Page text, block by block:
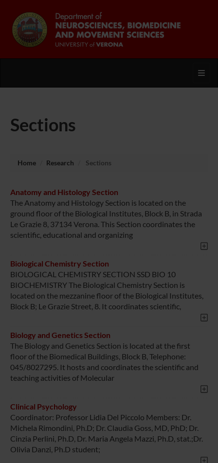
Sections
Home Research Sections
Anatomy and Histology Section
The Anatomy and Histology Section is located on the
ground floor of the Biological Institutes, Block B, in Strada
Le Grazie 8, 37134 Verona. This Section coordinates the
scientific, educational and organizing
Biological Chemistry Section
BIOLOGICAL CHEMISTRY SECTION SSD BIO 10
BIOCHEMISTRY The Biological Chemistry Section is
located on the mezzanine floor of the Biological Institutes,
Block B; Le Grazie Street, 8. It coordinates scientific,
Biology and Genetics Section
The Biology and Genetics Section is located at the first
floor of the Biomedical Buildings, Block B, Telephone:
045/8027295. It hosts and coordinates the scientific and
teaching activities of Molecular
Clinical Psychology
Coordinator: Professor Lidia Del Piccolo Members: Dr.
Michela Rimondini, Ph.D; Dr. Claudia Goss, MD, PhD; Dr.
Cinzia Perlini, Ph.D, Dr. Maria Angela Mazzi, Ph.D, stat.;Dr.
Olivia Danzi, Ph.D student;